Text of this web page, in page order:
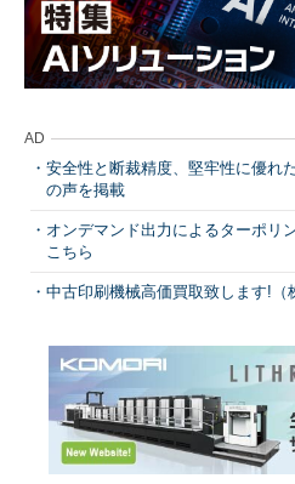
AD
安全性と断裁精度、堅牢性に優れ
の声を掲載
オンデマンド出力によるターポリ
こちら
中古印刷機械高価買取致します!